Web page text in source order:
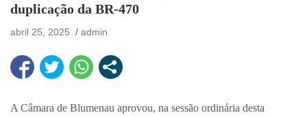
duplicação da BR-470
abril 25, 2025 admin
A Câmara de Blumenau aprovou, na sessão ordinária desta